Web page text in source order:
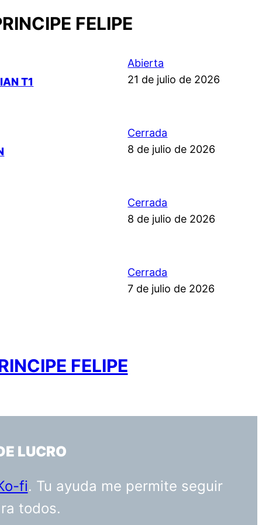
FELIPE
T1
Abierta
21 de julio de 2026
Cerrada
8 de julio de 2026
Cerrada
8 de julio de 2026
Cerrada
7 de julio de 2026
FELIPE
LUCRO
fi. Tu ayuda me permite seguir
todos.